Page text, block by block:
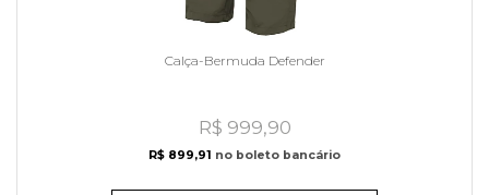
Calça-Bermuda Defender
R$ 999,90
R$ 899,91 no boleto bancário